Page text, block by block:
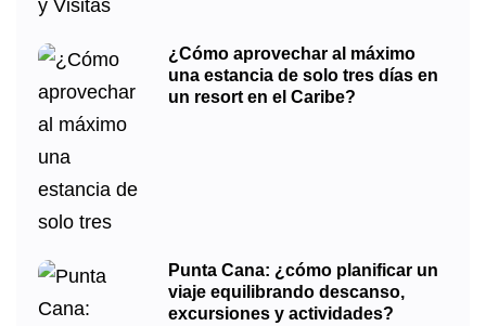
¿Cómo aprovechar al máximo
una estancia de solo tres días en
un resort en el Caribe?
Punta Cana: ¿cómo planificar un
viaje equilibrando descanso,
excursiones y actividades?